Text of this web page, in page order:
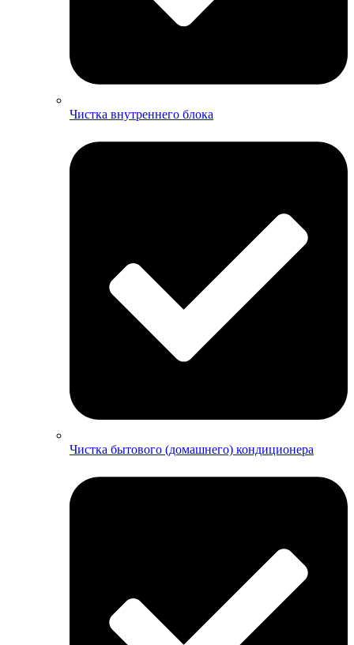
Чистка внутреннего блока
Чистка бытового (домашнего) кондиционера